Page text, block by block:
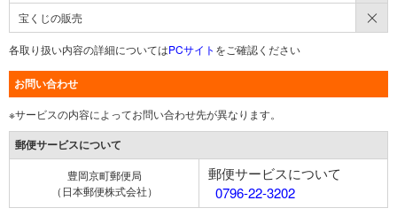
宝くじの販売
各取り扱い内容の詳細についてはPCサイト をご確認ください
お問い合わせ
※サービスの内容によってお問い合わせ先が異なります。
郵便サービスについて
豊岡京町郵便局
（日本郵便株式会社）
郵便サービスについて
0796-22-3202